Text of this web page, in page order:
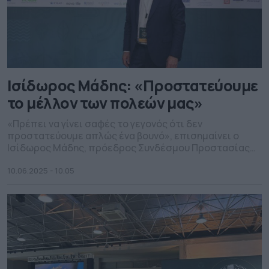
Ισίδωρος Μάδης: «Προστατεύουμε
το μέλλον των πολεών μας»
10.06.2025 - 10.05